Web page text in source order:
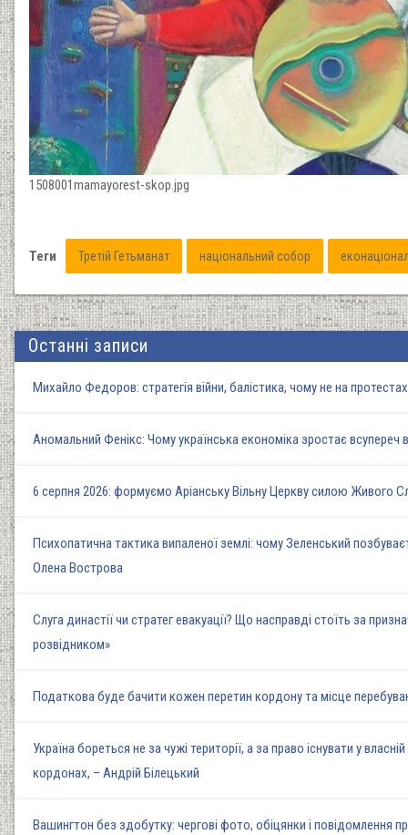
1508001mamayorest-skop.jpg
Теги Третій Гетьманат національний собор
Останні записи
Михайло Федоров: стратегія війни, балістика, чому не на
Аномальний Фенікс: Чому українська економіка зростає всупереч
6 серпня 2026: формуємо Аріанську Вільну Церкву силою Живого
Психопатична тактика випаленої землі: чому Зеленський
Олена Вострова
Слуга династії чи стратег евакуації? Що насправді стоїть за
розвідником»
Податкова буде бачити кожен перетин кордону та місце
Україна бореться не за чужі території, а за право існувати у
кордонах, – Андрій Білецький
Вашингтон без здобутку: чергові фото, обіцянки і повідомлення